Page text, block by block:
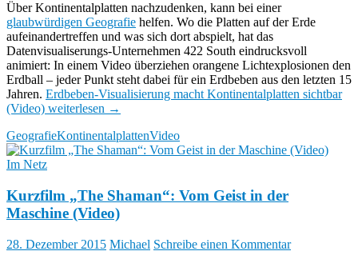
Über Kontinentalplatten nachzudenken, kann bei einer
glaubwürdigen Geografie helfen. Wo die Platten auf der Erde
aufeinandertreffen und was sich dort abspielt, hat das
Datenvisualiserungs-Unternehmen 422 South eindrucksvoll
animiert: In einem Video überziehen orangene Lichtexplosionen den
Erdball – jeder Punkt steht dabei für ein Erdbeben aus den letzten 15
Jahren. Erdbeben-Visualisierung macht Kontinentalplatten sichtbar
(Video) weiterlesen →
GeografieKontinentalplattenVideo
Im Netz
Kurzfilm „The Shaman“: Vom Geist in der
Maschine (Video)
28. Dezember 2015 Michael Schreibe einen Kommentar